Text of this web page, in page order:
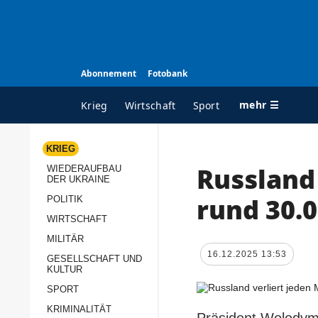
Abonnement Fotobank
Krieg Wirtschaft Sport mehr ☰
ALLE RUBRIKEN
Wiederaufbau der
Politik
Militär
KRIEG
WIEDERAUFBAU
DER UKRAINE
POLITIK
WIRTSCHAFT
MILITÄR
GESELLSCHAFT UND
KULTUR
SPORT
KRIMINALITÄT
rund
16.12.2025 13:53